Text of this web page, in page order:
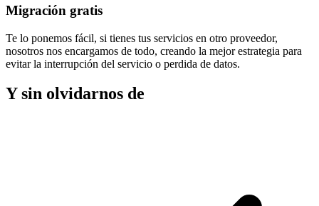
Migración gratis
Te lo ponemos fácil, si tienes tus servicios en otro proveedor,
nosotros nos encargamos de todo, creando la mejor estrategia para
evitar la interrupción del servicio o perdida de datos.
Y sin olvidarnos de